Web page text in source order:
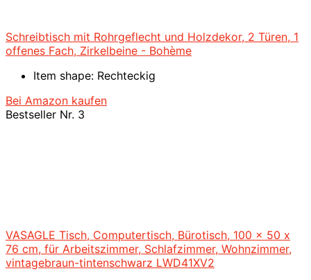
Schreibtisch mit Rohrgeflecht und Holzdekor, 2 Türen, 1
offenes Fach, Zirkelbeine - Bohème
Item shape: Rechteckig
Bei Amazon kaufen
Bestseller Nr. 3
VASAGLE Tisch, Computertisch, Bürotisch, 100 x 50 x
76 cm, für Arbeitszimmer, Schlafzimmer, Wohnzimmer,
vintagebraun-tintenschwarz LWD41XV2